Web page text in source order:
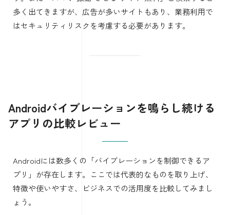
多く出てきますが、広告が多いサイトもあり、業務利用で
はセキュリティリスクを考慮する必要があります。
Androidバイブレーションを鳴らし続ける
アプリの比較レビュー
Androidには数多くの「バイブレーションを制御できるア
プリ」が存在します。ここでは代表的なものを取り上げ、
特徴や使いやすさ、ビジネスでの活用度を比較してみまし
ょう。